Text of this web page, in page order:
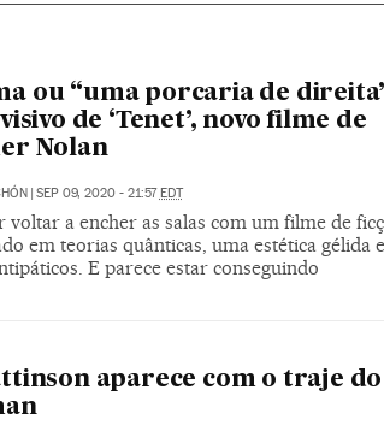
ou “uma porcaria de
de ‘Tenet’, novo filme de
Nolan
| SEP 09, 2020 - 21:57EDT
voltar a encher as salas com um filme de
em teorias quânticas, uma estética gélida e
E parece estar conseguindo
aparece com o traje do